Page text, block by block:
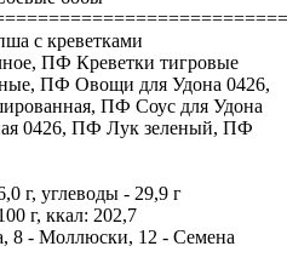
с креветками
ПФ Креветки тигровые
ПФ Овощи для Удона 0426,
ПФ Соус для Удона
0426, ПФ Лук зеленый, ПФ
г, углеводы - 29,9 г
г, ккал: 202,7
8 - Моллюски, 12 - Семена